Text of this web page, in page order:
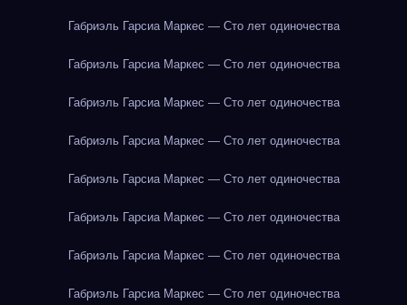
Габриэль Гарсиа Маркес — Сто лет одиночества
Габриэль Гарсиа Маркес — Сто лет одиночества
Габриэль Гарсиа Маркес — Сто лет одиночества
Габриэль Гарсиа Маркес — Сто лет одиночества
Габриэль Гарсиа Маркес — Сто лет одиночества
Габриэль Гарсиа Маркес — Сто лет одиночества
Габриэль Гарсиа Маркес — Сто лет одиночества
Габриэль Гарсиа Маркес — Сто лет одиночества